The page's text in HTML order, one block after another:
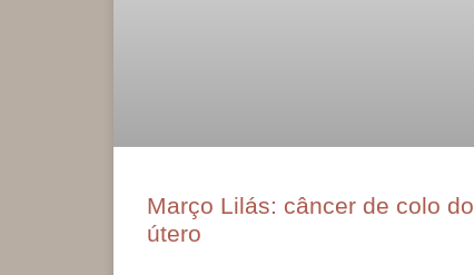
Março Lilás: câncer de colo do
útero